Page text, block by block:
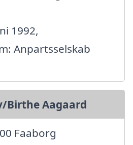
1992,
Anpartsselskab
Birthe Aagaard
Faaborg